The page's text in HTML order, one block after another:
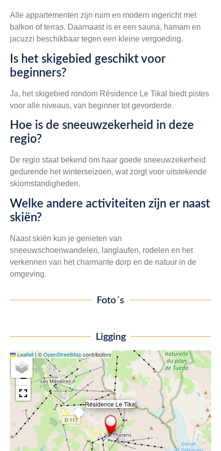
Alle appartementen zijn ruim en modern ingericht met
balkon of terras. Daarnaast is er een sauna, hamam en
jacuzzi beschikbaar tegen een kleine vergoeding.
Is het skigebied geschikt voor
beginners?
Ja, het skigebied rondom Résidence Le Tikal biedt pistes
voor alle niveaus, van beginner tot gevorderde.
Hoe is de sneeuwzekerheid in deze
regio?
De regio staat bekend om haar goede sneeuwzekerheid
gedurende het winterseizoen, wat zorgt voor uitstekende
skiomstandigheden.
Welke andere activiteiten zijn er naast
skiën?
Naast skiën kun je genieten van
sneeuwschoenwandelen, langlaufen, rodelen en het
verkennen van het charmante dorp en de natuur in de
omgeving.
Foto´s
Ligging
Résidence Le Tikal
×
+
−
Leaflet | ©OpenStreetMapcontributors